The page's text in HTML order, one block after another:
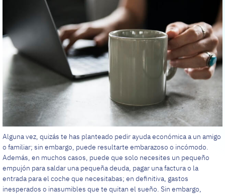
Alguna vez, quizás te has planteado pedir ayuda económica a un amigo
o familiar; sin embargo, puede resultarte embarazoso o incómodo.
Además, en muchos casos, puede que solo necesites un pequeño
empujón para saldar una pequeña deuda, pagar una factura o la
entrada para el coche que necesitabas; en definitiva, gastos
inesperados o inasumibles que te quitan el sueño. Sin embargo,